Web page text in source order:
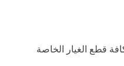
قطع الغيار الخاصة